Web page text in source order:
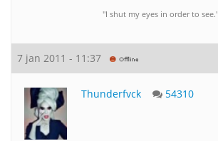
"I shut my eyes in order to see.'
7 jan 2011 - 11:37
Thunderfvck 54310